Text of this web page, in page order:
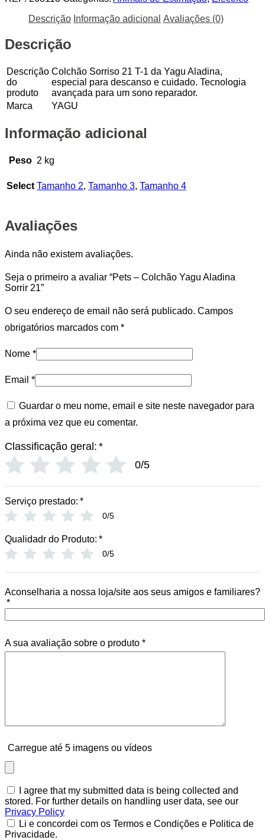
Sorrir
Descrição Informação adicional Avaliações (0)
Descrição
Descrição
do
produto
Colchão Sorriso 21 T-1 da Yagu Aladina,
especial para descanso e cuidado. Tecnologia
avançada para um sono reparador.
Marca
YAGU
Informação adicional
Peso 2 kg
Select Tamanho 2, Tamanho 3, Tamanho 4
Avaliações
Ainda não existem avaliações.
Seja o primeiro a avaliar “Pets – Colchão Yagu Aladina
Sorrir 21”
O seu endereço de email não será publicado. Campos
obrigatórios marcados com *
Nome *
Email *
Guardar o meu nome, email e site neste navegador para
a próxima vez que eu comentar.
Classificação geral: *
0/5
Serviço prestado: *
0/5
Qualidadr do Produto: *
0/5
Aconselharia a nossa loja/site aos seus amigos e familiares?
*
A sua avaliação sobre o produto *
Carregue até 5 imagens ou vídeos
I agree that my submitted data is being collected and
stored. For further details on handling user data, see our
Privacy Policy
Li e concordei com os Termos e Condições e Politica de
Privacidade.